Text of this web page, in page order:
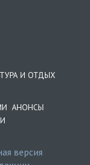
И ОТДЫХ
АНОНСЫ
версия